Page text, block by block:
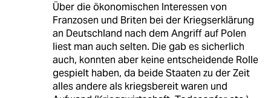
Über die ökonomischen Interessen von
Franzosen und Briten bei der Kriegserklärung
an Deutschland nach dem Angriff auf Polen
liest man auch selten. Die gab es sicherlich
auch, konnten aber keine entscheidende Rolle
gespielt haben, da beide Staaten zu der Zeit
alles andere als kriegsbereit waren und